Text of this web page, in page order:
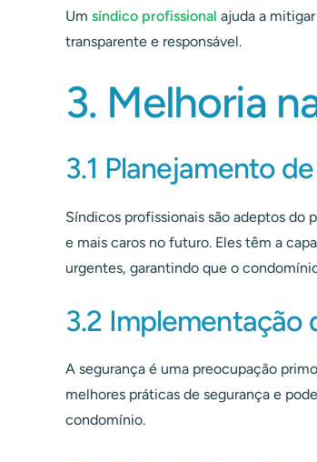
Um síndico profissional ajuda a
transparente e responsável.
3. Melhoria
3.1 Planejamento
Síndicos profissionais são adeptos do
e mais caros no futuro. Eles têm a
urgentes, garantindo que o
3.2 Implementação
A segurança é uma preocupação
melhores práticas de segurança e
condomínio.